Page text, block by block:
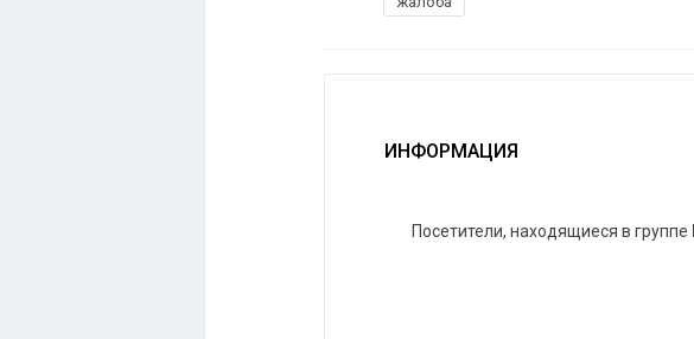
ИНФОРМАЦИЯ
Посетители, находящиеся в группе